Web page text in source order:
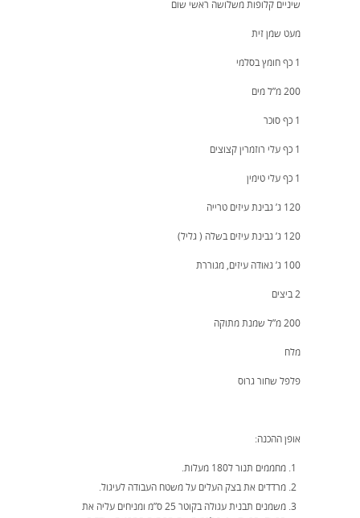
שיניים קלופות משלושה ראשי שום
מעט שמן זית
1 כף חומץ בסלמי
200 מ”ל מים
1 כף סוכר
1 כף עלי רוזמרין קצוצים
1 כף עלי טימין
120 ג’ גבינת עיזים טרייה
120 ג’ גבינת עיזים בשלה ( גליל)
100 ג’ גאודה עיזים, מגוררת
2 ביצים
200 מ”ל שמנת מתוקה
מלח
פלפל שחור גרוס
אופן ההכנה:
מחממים תנור ל180 מעלות.
מרדדים את בצק העלים על משטח העבודה לעיגול.
משמנים תבנית עגולה בקוטר 25 ס”מ ומניחים עליה את